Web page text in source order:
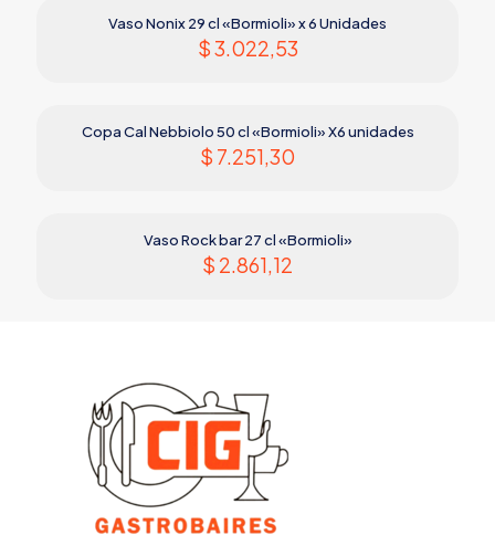
Vaso Nonix 29 cl «Bormioli» x 6 Unidades
$3.022,53
Copa Cal Nebbiolo 50 cl «Bormioli» X6 unidades
$ 7.251,30
Vaso Rock bar 27 cl «Bormioli»
$ 2.861,12